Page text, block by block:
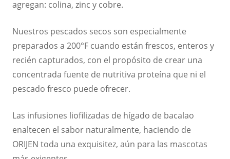
agregan: colina, zinc y cobre.
Nuestros pescados secos son especialmente
preparados a 200°F cuando están frescos, enteros y
recién capturados, con el propósito de crear una
concentrada fuente de nutritiva proteína que ni el
pescado fresco puede ofrecer.
Las infusiones liofilizadas de hígado de bacalao
enaltecen el sabor naturalmente, haciendo de
ORIJEN toda una exquisitez, aún para las mascotas